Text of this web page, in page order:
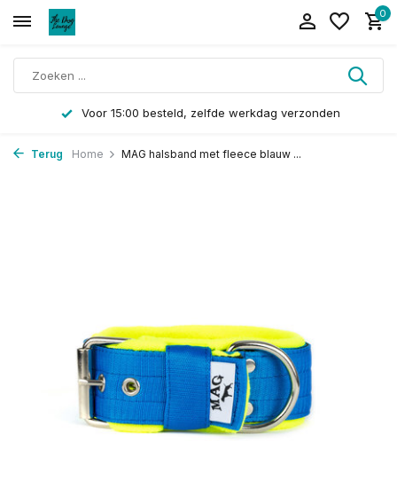
0
Voor 15:00 besteld, zelfde werkdag verzonden
Terug Home MAG halsband met fleece blauw ...